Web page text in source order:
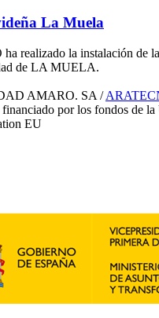
La Muela
realizado la instalación de
de LA MUELA.
AMARO. SA /
por los fondos de
EU